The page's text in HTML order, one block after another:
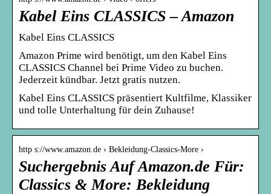
Kabel Eins CLASSICS – Amazon
Kabel Eins CLASSICS
Amazon Prime wird benötigt, um den Kabel Eins
CLASSICS Channel bei Prime Video zu buchen.
Jederzeit kündbar. Jetzt gratis nutzen.
Kabel Eins CLASSICS präsentiert Kultfilme, Klassiker
und tolle Unterhaltung für dein Zuhause!
http s://www.amazon.de › Bekleidung-Classics-More ›
Suchergebnis Auf Amazon.de Für:
Classics & More: Bekleidung